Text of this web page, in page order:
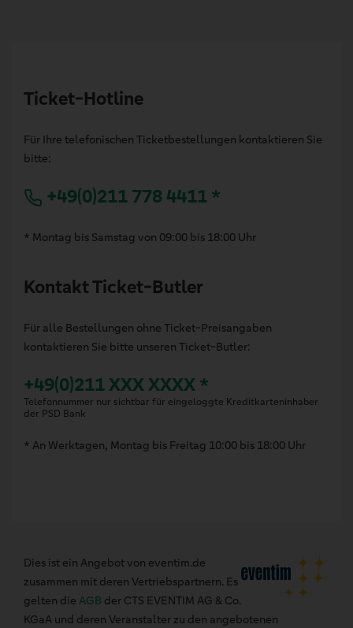
Ticket-Hotline
Für Ihre telefonischen Ticketbestellungen kontaktieren Sie
bitte:
+49(0)211 778 4411 *
* Montag bis Samstag von 09:00 bis 18:00 Uhr
Kontakt Ticket-Butler
Für alle Bestellungen ohne Ticket-Preisangaben
kontaktieren Sie bitte unseren Ticket-Butler:
+49(0)211 XXX XXXX *
Telefonnummer nur sichtbar für eingeloggte Kreditkarteninhaber
der PSD Bank
* An Werktagen, Montag bis Freitag 10:00 bis 18:00 Uhr
Dies ist ein Angebot von eventim.de
zusammen mit deren Vertriebspartnern. Es
gelten die AGB der CTS EVENTIM AG & Co.
KGaA und deren Veranstalter zu den angebotenen